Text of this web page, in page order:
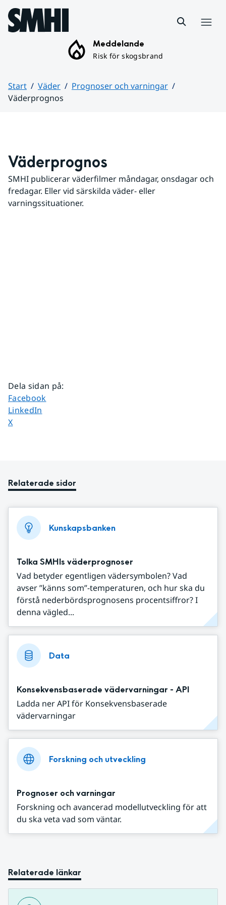
Hoppa till sidans innehåll
Meddelande
Risk för skogsbrand
Start Väder
Prognoser och varningar
Väderprognos
Väderprognos
SMHI publicerar väderfilmer måndagar, onsdagar och
fredagar. Eller vid särskilda väder- eller
varningssituationer.
Dela sidan på:
Dela sidan på
Facebook
Dela sidan på
LinkedIn
Dela sidan på
X
Relaterade sidor
Kunskapsbanken
Tolka SMHIs väderprognoser
Vad betyder egentligen vädersymbolen? Vad
avser ”känns som”-temperaturen, och hur ska du
förstå nederbördsprognosens procentsiffror? I
denna vägled...
Data
Konsekvensbaserade vädervarningar - API
Ladda ner API för Konsekvensbaserade
vädervarningar
Forskning och utveckling
Prognoser och varningar
Forskning och avancerad modellutveckling för att
du ska veta vad som väntar.
Relaterade länkar